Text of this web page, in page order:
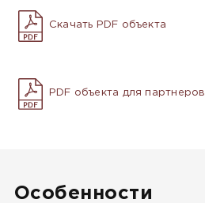
Скачать PDF объекта
PDF объекта для партнеров
Особенности